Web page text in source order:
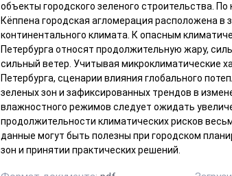
объекты городского зеленого строительства.
Кёппена городская агломерация расположена в
континентального климата. К опасным
Петербурга относят продолжительную жару,
сильный ветер. Учитывая микроклиматические
Петербурга, сценарии влияния глобального
зеленых зон и зафиксированных трендов в
влажностного режимов следует ожидать
продолжительности климатических рисков
данные могут быть полезны при городском
зон и принятии практических решений.